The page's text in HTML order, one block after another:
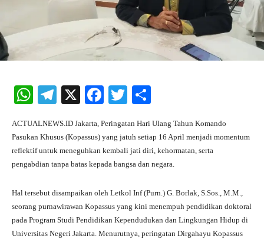
W
ts
A
pp
Te
gr
a
m
X
Fa
bo
ok
T
tte
r
re
ACTUALNEWS.ID Jakarta, Peringatan Hari Ulang Tahun Komando
Pasukan Khusus (Kopassus) yang jatuh setiap 16 April menjadi momentum
reflektif untuk meneguhkan kembali jati diri, kehormatan, serta
pengabdian tanpa batas kepada bangsa dan negara.
Hal tersebut disampaikan oleh Letkol Inf (Purn.) G. Borlak, S.Sos., M.M.,
seorang purnawirawan Kopassus yang kini menempuh pendidikan doktoral
pada Program Studi Pendidikan Kependudukan dan Lingkungan Hidup di
Universitas Negeri Jakarta. Menurutnya, peringatan Dirgahayu Kopassus